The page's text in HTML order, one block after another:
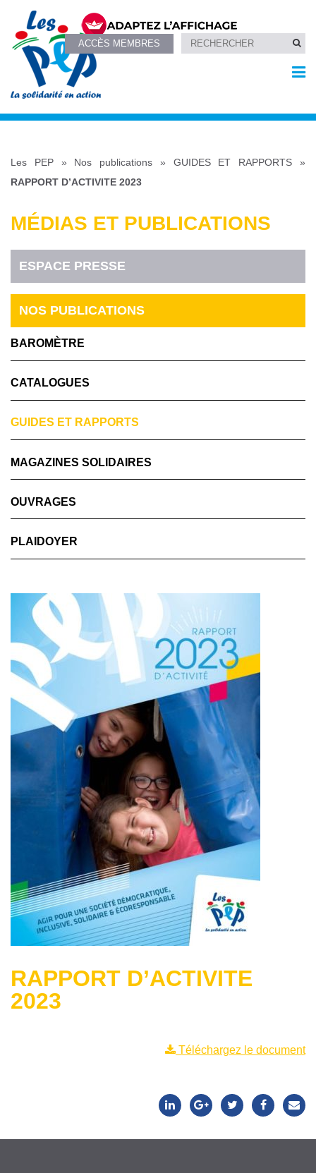
ACCÈS MEMBRES
Les PEP» Nos publications » GUIDES ET RAPPORTS »
RAPPORT D’ACTIVITE 2023
MÉDIAS ET PUBLICATIONS
ESPACE PRESSE
NOS PUBLICATIONS
BAROMÈTRE
CATALOGUES
GUIDES ET RAPPORTS
MAGAZINES SOLIDAIRES
OUVRAGES
PLAIDOYER
RAPPORT D’ACTIVITE
2023
Téléchargez le document